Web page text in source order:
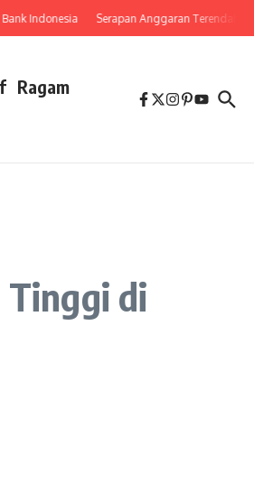
Serapan Anggaran Terendah,
Ragam
Tinggi di